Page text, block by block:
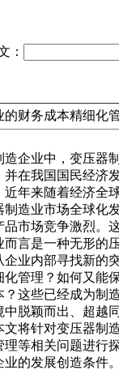
：
的财务成本精细化
造企业中，变压器
并在我国国民经济
近年来随着经济全
制造业市场全球化
品市场竞争激烈。
而言是一种无形的
企业内部寻找新的
化管理？如何又能
？这些已经成为制
中脱颖而出、超越
文将针对变压器制
理等相关问题进行
的发展创造条件。